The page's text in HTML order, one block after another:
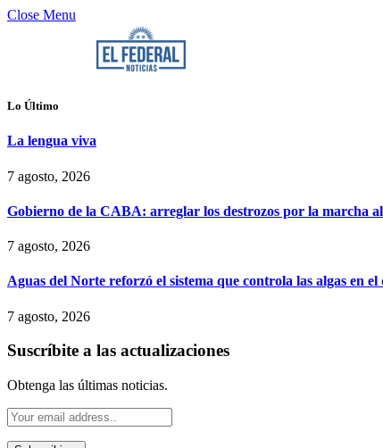
Close Menu
Lo Último
La lengua viva
7 agosto, 2026
Gobierno de la CABA: arreglar los destrozos por la marcha
7 agosto, 2026
Aguas del Norte reforzó el sistema que controla las algas en
7 agosto, 2026
Suscríbite a las actualizaciones
Obtenga las últimas noticias.